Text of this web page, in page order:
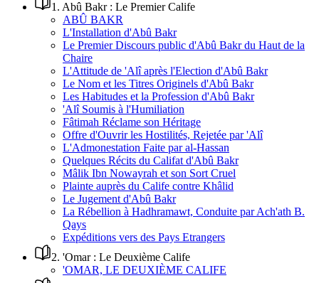
1 . Abû Bakr : Le Premier Calife
ABÛ BAKR
L'Installation d'Abû Bakr
Le Premier Discours public d'Abû Bakr du Haut de la
Chaire
L'Attitude de 'Alî après l'Election d'Abû Bakr
Le Nom et les Titres Originels d'Abû Bakr
Les Habitudes et la Profession d'Abû Bakr
'Alî Soumis à l'Humiliation
Fâtimah Réclame son Héritage
Offre d'Ouvrir les Hostilités, Rejetée par 'Alî
L'Admonestation Faite par al-Hassan
Quelques Récits du Califat d'Abû Bakr
Mâlik Ibn Nowayrah et son Sort Cruel
Plainte auprès du Calife contre Khâlid
Le Jugement d'Abû Bakr
La Rébellion à Hadhramawt, Conduite par Ach'ath B.
Qays
Expéditions vers des Pays Etrangers
2. 'Omar : Le Deuxième Calife
'OMAR, LE DEUXIÈME CALIFE